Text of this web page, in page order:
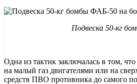
Подвеска 50-кг
Одна из тактик заключалась в том,
на малый газ двигателями или на
средств ПВО противника до самого